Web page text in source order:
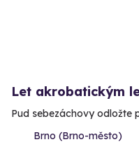
Let akrobatickým
Pud sebezáchovy odložte
Brno (Brno-město)